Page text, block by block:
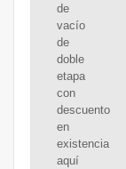
de
vacío
de
doble
etapa
con
descuento
en
existencia
aquí